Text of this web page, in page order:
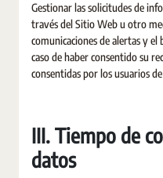
Gestionar las solicitudes de
través del Sitio Web u otro
comunicaciones de alertas y
caso de haber consentido su
consentidas por los usuarios
III. Tiempo de
datos